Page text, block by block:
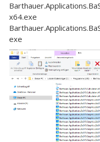
x64.exe
exe